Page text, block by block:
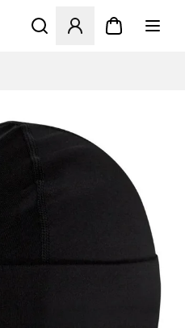
Åbner en Modal til at